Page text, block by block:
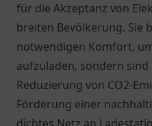
für die Akzeptanz von
breiten Bevölkerung. Sie
notwendigen Komfort,
aufzuladen, sondern
Reduzierung von CO2-
Förderung einer